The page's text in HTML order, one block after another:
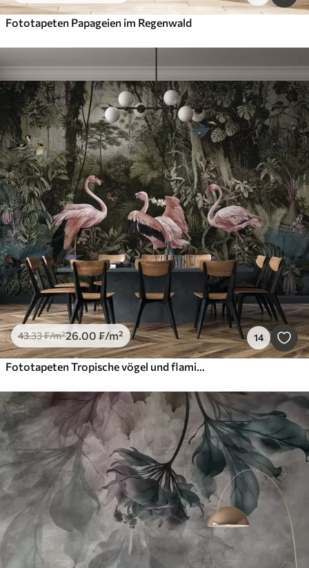
Fototapeten Papageien im Regenwald
43.33₣/m²26.00 ₣/m² 14
Fototapeten Tropische vögel und flamingos im dschungel